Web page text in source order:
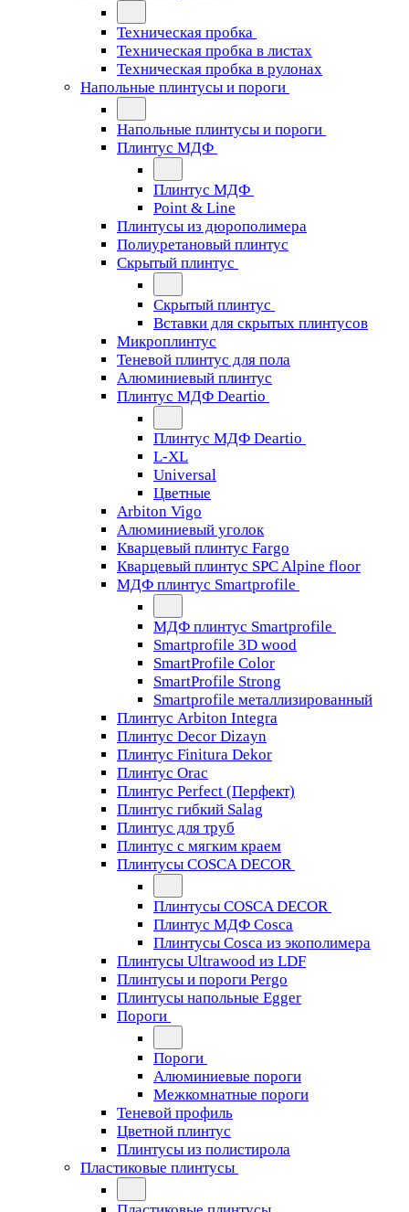
Техническая пробка
Техническая пробка в листах
Техническая пробка в рулонах
Напольные плинтусы и пороги
Напольные плинтусы и пороги
Плинтус МДФ
Плинтус МДФ
Point & Line
Плинтусы из дюрополимера
Полиуретановый плинтус
Скрытый плинтус
Скрытый плинтус
Вставки для скрытых плинтусов
Микроплинтус
Теневой плинтус для пола
Алюминиевый плинтус
Плинтус МДФ Deartio
Плинтус МДФ Deartio
L-XL
Universal
Цветные
Arbiton Vigo
Алюминиевый уголок
Кварцевый плинтус Fargo
Кварцевый плинтус SPC Alpine floor
МДФ плинтус Smartprofile
МДФ плинтус Smartprofile
Smartprofile 3D wood
SmartProfile Color
SmartProfile Strong
Smartprofile металлизированный
Плинтус Arbiton Integra
Плинтус Decor Dizayn
Плинтус Finitura Dekor
Плинтус Orac
Плинтус Perfect (Перфект)
Плинтус гибкий Salag
Плинтус для труб
Плинтус с мягким краем
Плинтусы COSCA DECOR
Плинтусы COSCA DECOR
Плинтус МДФ Cosca
Плинтусы Cosca из экополимера
Плинтусы Ultrawood из LDF
Плинтусы и пороги Pergo
Плинтусы напольные Egger
Пороги
Пороги
Алюминиевые пороги
Межкомнатные пороги
Теневой профиль
Цветной плинтус
Плинтусы из полистирола
Пластиковые плинтусы